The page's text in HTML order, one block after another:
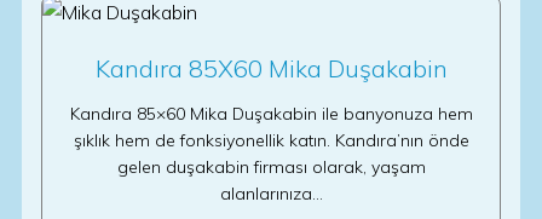
Kandıra 85X60 Mika Duşakabin
Kandıra 85×60 Mika Duşakabin ile banyonuza hem
şıklık hem de fonksiyonellik katın. Kandıra’nın önde
gelen duşakabin firması olarak, yaşam
alanlarınıza…